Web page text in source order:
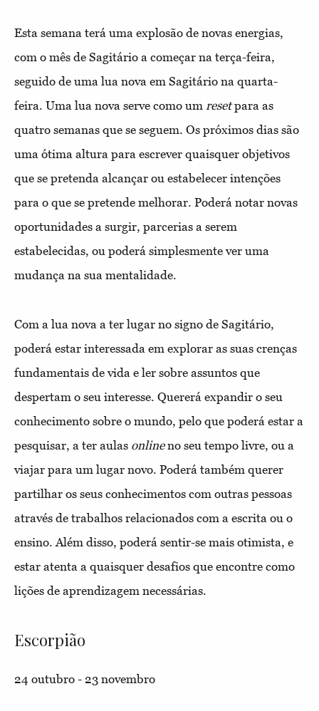
Esta semana terá uma explosão de novas energias,
com o mês de Sagitário a começar na terça-feira,
seguido de uma lua nova em Sagitário na quarta-
feira. Uma lua nova serve como um resetpara as
quatro semanas que se seguem. Os próximos dias são
uma ótima altura para escrever quaisquer objetivos
que se pretenda alcançar ou estabelecer intenções
para o que se pretende melhorar. Poderá notar novas
oportunidades a surgir, parcerias a serem
estabelecidas, ou poderá simplesmente ver uma
mudança na sua mentalidade.
Com a lua nova a ter lugar no signo de Sagitário,
poderá estar interessada em explorar as suas crenças
fundamentais de vida e ler sobre assuntos que
despertam o seu interesse. Quererá expandir o seu
conhecimento sobre o mundo, pelo que poderá estar a
pesquisar, a ter aulas onlineno seu tempo livre, ou a
viajar para um lugar novo. Poderá também querer
partilhar os seus conhecimentos com outras pessoas
através de trabalhos relacionados com a escrita ou o
ensino. Além disso, poderá sentir-se mais otimista, e
estar atenta a quaisquer desafios que encontre como
lições de aprendizagem necessárias.
Escorpião
24 outubro - 23 novembro